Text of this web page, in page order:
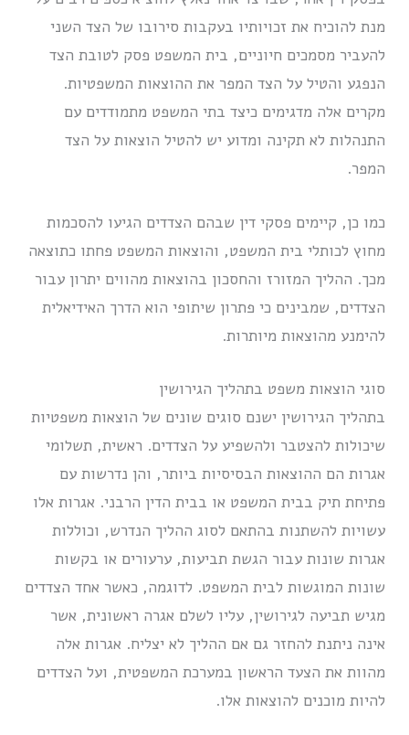
מנת להוכיח את זכויותיו בעקבות סירובו של הצד השני
להעביר מסמכים חיוניים, בית המשפט פסק לטובת הצד
הנפגע והטיל על הצד המפר את ההוצאות המשפטיות.
מקרים אלה מדגימים כיצד בתי המשפט מתמודדים עם
התנהלות לא תקינה ומדוע יש להטיל הוצאות על הצד
המפר.
כמו כן, קיימים פסקי דין שבהם הצדדים הגיעו להסכמות
מחוץ לכותלי בית המשפט, והוצאות המשפט פחתו כתוצאה
מכך. ההליך המזורז והחסכון בהוצאות מהווים יתרון עבור
הצדדים, שמבינים כי פתרון שיתופי הוא הדרך האידיאלית
להימנע מהוצאות מיותרות.
סוגי הוצאות משפט בתהליך הגירושין
בתהליך הגירושין ישנם סוגים שונים של הוצאות משפטיות
שיכולות להצטבר ולהשפיע על הצדדים. ראשית, תשלומי
אגרות הם ההוצאות הבסיסיות ביותר, והן נדרשות עם
פתיחת תיק בבית המשפט או בבית הדין הרבני. אגרות אלו
עשויות להשתנות בהתאם לסוג ההליך הנדרש, וכוללות
אגרות שונות עבור הגשת תביעות, ערעורים או בקשות
שונות המוגשות לבית המשפט. לדוגמה, כאשר אחד הצדדים
מגיש תביעה לגירושין, עליו לשלם אגרה ראשונית, אשר
אינה ניתנת להחזר גם אם ההליך לא יצליח. אגרות אלה
מהוות את הצעד הראשון במערכת המשפטית, ועל הצדדים
להיות מוכנים להוצאות אלו.